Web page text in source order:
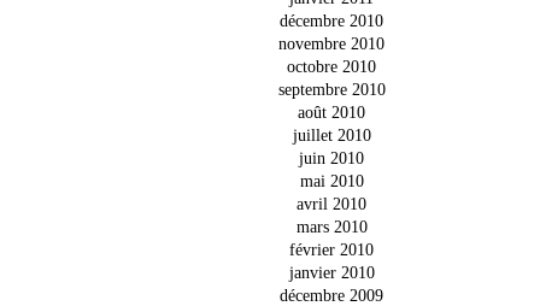
décembre 2010
novembre 2010
octobre 2010
septembre 2010
août 2010
juillet 2010
juin 2010
mai 2010
avril 2010
mars 2010
février 2010
janvier 2010
décembre 2009